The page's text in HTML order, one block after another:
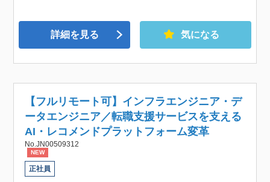
詳細を見る 気になる
【フルリモート可】インフラエンジニア・デ
ータエンジニア／転職支援サービスを支える
AI・レコメンドプラットフォーム変革
No.JN00509312
NEW
正社員